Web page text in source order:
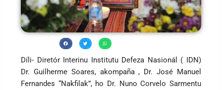
Díli- Diretór Interinu Institutu Defeza Nasionál ( IDN)
Dr. Guilherme Soares, akompaña , Dr. José Manuel
Fernandes “Nakfilak”, ho Dr. Nuno Corvelo Sarmentu